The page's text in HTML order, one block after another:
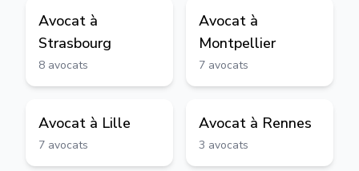
Avocat à
Strasbourg
8 avocats
Avocat à
Montpellier
7 avocats
Avocat à Lille
7 avocats
Avocat à Rennes
3 avocats